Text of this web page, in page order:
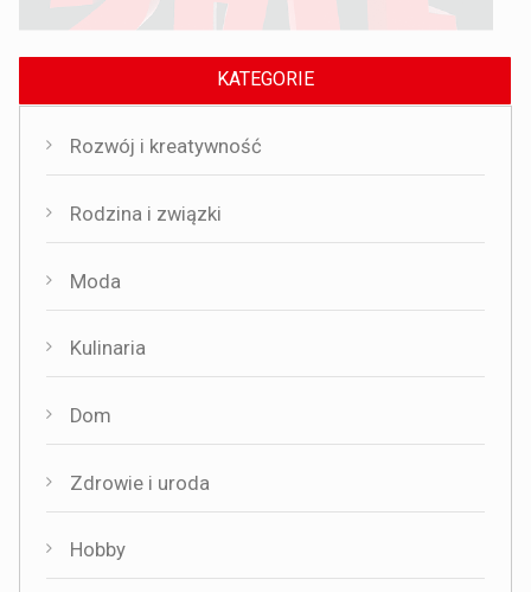
KATEGORIE
Rozwój i kreatywność
Rodzina i związki
Moda
Kulinaria
Dom
Zdrowie i uroda
Hobby